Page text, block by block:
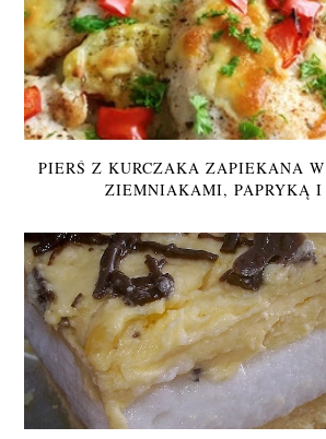
PIERŚ Z KURCZAKA ZAPIEKANA
ZIEMNIAKAMI, PAPRYKĄ I